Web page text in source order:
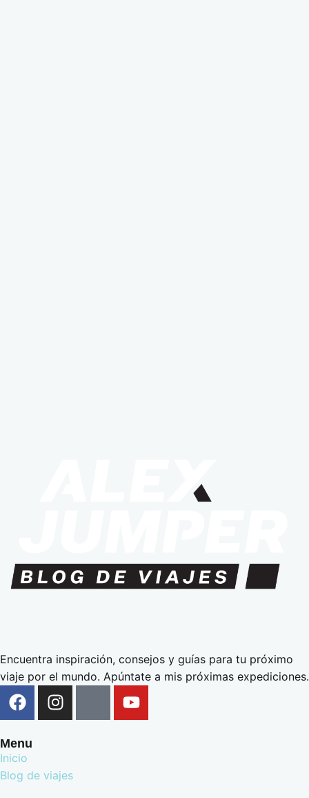
Encuentra inspiración, consejos y guías para tu próximo
viaje por el mundo. Apúntate a mis próximas expediciones.
Menu
Inicio
Blog de viajes